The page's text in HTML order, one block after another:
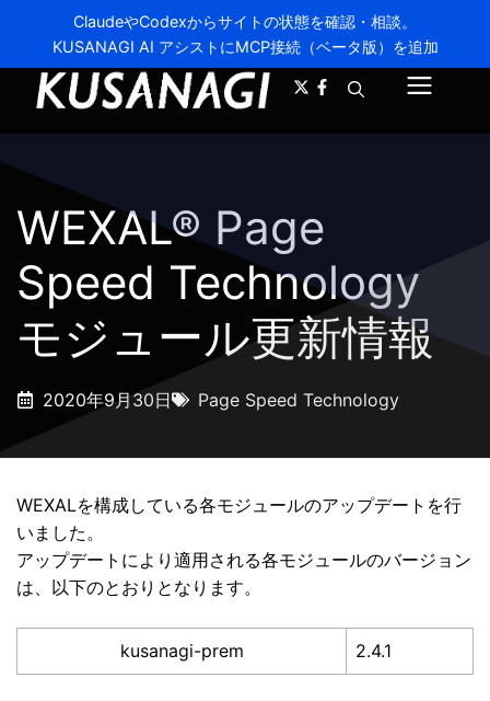
ClaudeやCodexからサイトの状態を確認・相談。
KUSANAGI AI アシストにMCP接続（ベータ版）を追加
ニ
WEXAL® Page
Speed Technology
モジュール更新情報
2020年9月30日 Page Speed Technology
WEXALを構成している各モジュールのアップデートを行
いました。
アップデートにより適用される各モジュールのバージョン
は、以下のとおりとなります。
kusanagi-prem 2.4.1
A- A+